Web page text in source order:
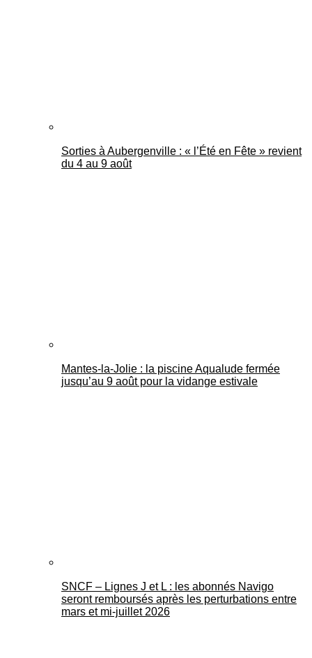
Sorties à Aubergenville : « l’Été en Fête » revient
du 4 au 9 août
Mantes-la-Jolie : la piscine Aqualude fermée
jusqu’au 9 août pour la vidange estivale
SNCF – Lignes J et L : les abonnés Navigo
seront remboursés après les perturbations entre
mars et mi-juillet 2026